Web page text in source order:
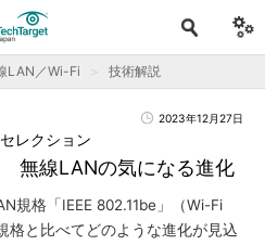
LAN／Wi-Fi 技術解説
2023年12月27日
無線LANの気になる進化
レクション
規格「IEEE 802.11be」（Wi-Fi
格と比べてどのような進化が見込